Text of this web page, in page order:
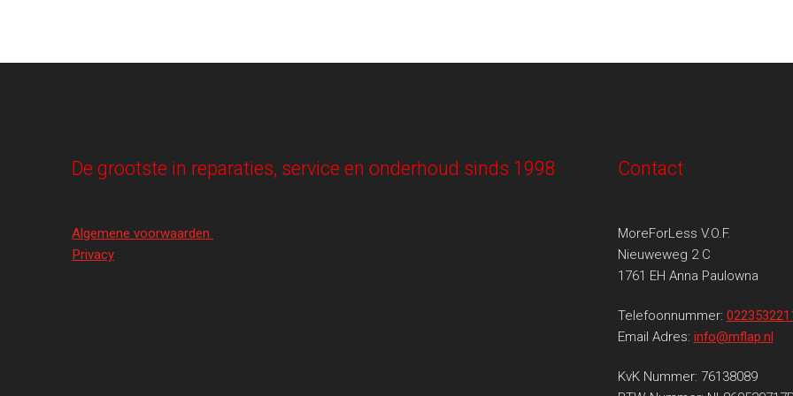
De grootste in reparaties, service en onderhoud sinds 1998
Algemene voorwaarden
Privacy
Contact
MoreForLess V.O.F.
Nieuweweg 2 C
1761 EH Anna Paulowna
Telefoonnummer:
Email Adres: info@mflap.nl
KvK Nummer: 76138089